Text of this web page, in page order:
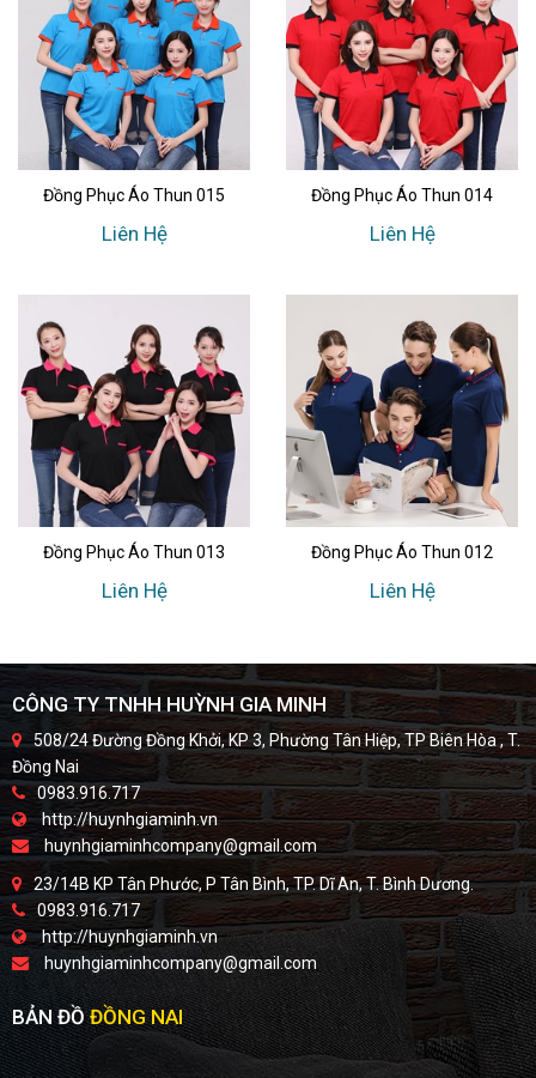
Đồng Phục Áo Thun 015
Liên Hệ
Đồng Phục Áo Thun 014
Liên Hệ
Đồng Phục Áo Thun 013
Liên Hệ
Đồng Phục Áo Thun 012
Liên Hệ
CÔNG TY TNHH HUỲNH GIA MINH
508/24 Đường Đồng Khởi, KP 3, Phường Tân Hiệp, TP Biên Hòa , T.
Đồng Nai
0983.916.717
http://huynhgiaminh.vn
huynhgiaminhcompany@gmail.com
23/14B KP Tân Phước, P Tân Bình, TP. Dĩ An, T. Bình Dương.
0983.916.717
http://huynhgiaminh.vn
huynhgiaminhcompany@gmail.com
BẢN ĐỒĐỒNG NAI